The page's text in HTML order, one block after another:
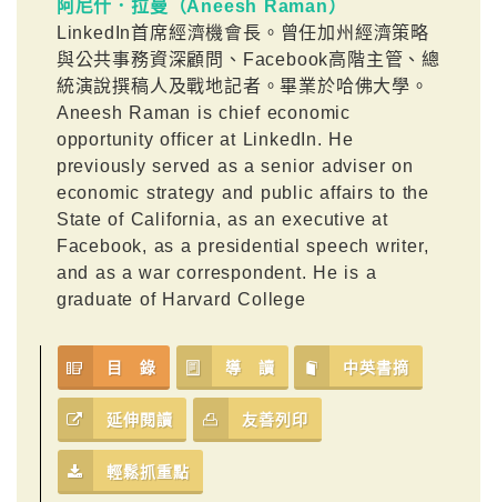
阿尼什．拉曼（Aneesh Raman）
LinkedIn首席經濟機會長。曾任加州經濟策略
與公共事務資深顧問、Facebook高階主管、總
統演說撰稿人及戰地記者。畢業於哈佛大學。
Aneesh Raman is chief economic
opportunity officer at LinkedIn. He
previously served as a senior adviser on
economic strategy and public affairs to the
State of California, as an executive at
Facebook, as a presidential speech writer,
and as a war correspondent. He is a
graduate of Harvard College
目 錄 導 讀 中英書摘
延伸閱讀 友善列印
輕鬆抓重點